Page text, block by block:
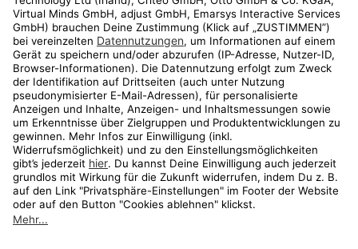
Shop
Aktionen
Travel